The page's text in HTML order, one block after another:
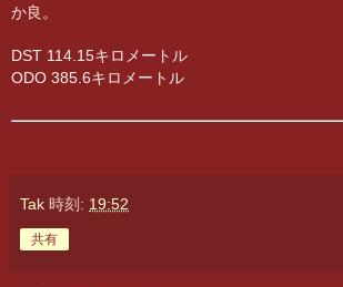
か良。
DST 114.15キロメートル
ODO 385.6キロメートル
Tak 時刻: 19:52
共有